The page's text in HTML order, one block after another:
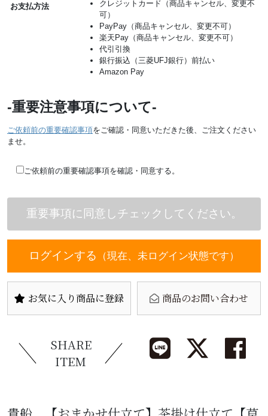
お支払方法
クレジットカード（商品キャンセル、変更不
可）
PayPay（商品キャンセル、変更不可）
楽天Pay（商品キャンセル、変更不可）
代引引換
銀行振込（三菱UFJ銀行）前払い
Amazon Pay
-重要注意事項について-
ご依頼前の重要確認事項をご確認・同意いただきた後、ご注文ください
ませ。
ご依頼前の重要確認事項を確認・同意する。
ログインする （現在、未ログイン状態です）
お気に入り商品に登録 商品のお問い合わせ
SHARE
ITEM